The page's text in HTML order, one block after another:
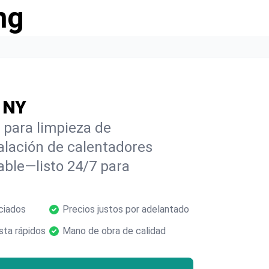
limpieza de
de calentadores
24/7 para
Precios justos por adelantado
rápidos
Mano de obra de calidad